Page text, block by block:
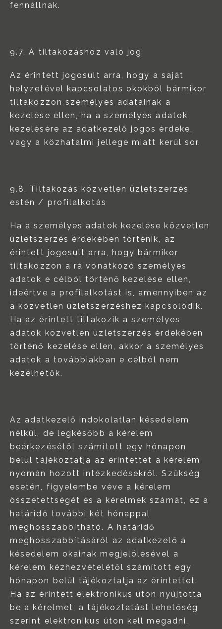
fennállnak.
9.7. A tiltakozáshoz való jog
Az érintett jogosult arra, hogy a saját
helyzetével kapcsolatos okokból bármikor
tiltakozzon személyes adatainak a
kezelése ellen, ha a személyes adatok
kezelésére az adatkezelő jogos érdeke,
vagy a közhatalmi jellege miatt kerül sor.
9.8. Tiltakozás közvetlen üzletszerzés
estén / profilalkotás
Ha a személyes adatok kezelése közvetlen
üzletszerzés érdekében történik, az
érintett jogosult arra, hogy bármikor
tiltakozzon a rá vonatkozó személyes
adatok e célból történő kezelése ellen,
ideértve a profilalkotást is, amennyiben az
a közvetlen üzletszerzéshez kapcsolódik.
Ha az érintett tiltakozik a személyes
adatok közvetlen üzletszerzés érdekében
történő kezelése ellen, akkor a személyes
adatok a továbbiakban e célból nem
kezelhetők.
Az adatkezelő indokolatlan késedelem
nélkül, de legkésőbb a kérelem
beérkezésétől számított egy hónapon
belül tájékoztatja az érintettet a kérelem
nyomán hozott intézkedésekről. Szükség
esetén, figyelembe véve a kérelem
összetettségét és a kérelmek számát, ez a
határidő további két hónappal
meghosszabbítható. A határidő
meghosszabbításáról az adatkezelő a
késedelem okainak megjelölésével a
kérelem kézhezvételétől számított egy
hónapon belül tájékoztatja az érintettet.
Ha az érintett elektronikus úton nyújtotta
be a kérelmet, a tájékoztatást lehetőség
szerint elektronikus úton kell megadni,